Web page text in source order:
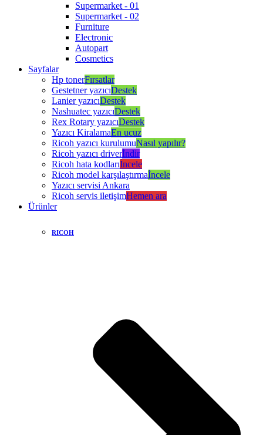
Supermarket - 01
Supermarket - 02
Furniture
Electronic
Autopart
Cosmetics
Sayfalar
Hp tonerFırsatlar
Gestetner yazıcıDestek
Lanier yazıcıDestek
Nashuatec yazıcıDestek
Rex Rotary yazıcıDestek
Yazıcı KiralamaEn ucuz
Ricoh yazıcı kurulumuNasıl yapılır?
Ricoh yazıcı driverİndir
Ricoh hata kodlarıİncele
Ricoh model karşılaştırmaİncele
Yazıcı servisi Ankara
Ricoh servis iletişimHemen ara
Ürünler
RICOH